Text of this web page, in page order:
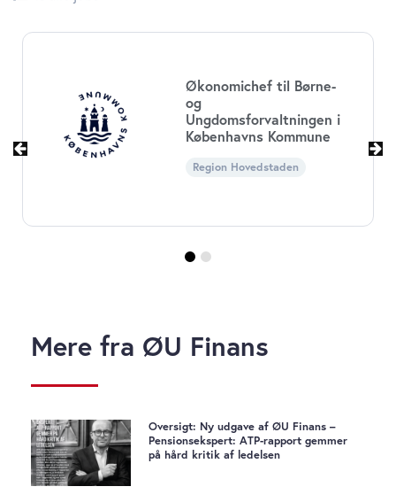
Økonomichef til Børne-
og
Ungdomsforvaltningen i
Københavns Kommune
Region Hovedstaden
Mere fra ØU Finans
Oversigt: Ny udgave af ØU Finans –
Pensionsekspert: ATP-rapport gemmer
på hård kritik af ledelsen